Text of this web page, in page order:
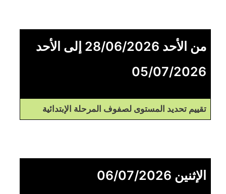
من الأحد 28/06/2026 إلى الأحد
05/07/2026
تقييم تحديد المستوى لصفوف المرحلة الإبتدائية
الإثنين 06/07/2026